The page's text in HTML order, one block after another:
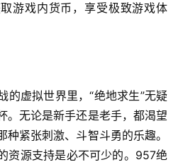
取游戏内货币，享受极致游戏体
的虚拟世界里，“绝地求生”无疑
。无论是新手还是老手，都渴望
紧张刺激、斗智斗勇的乐趣。
资源支持是必不可少的。957绝